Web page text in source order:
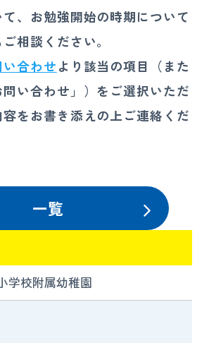
学校附属幼稚園
、お勉強開始の時期について
相談ください。
い合わせより該当の項目（また
い合わせ」）をご選択いただ
をお書き添えの上ご連絡くだ
一覧